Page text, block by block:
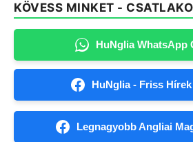
KÖVESS MINKET -
HuNglia WhatsApp
HuNglia - Friss
Legnagyobb Angliai